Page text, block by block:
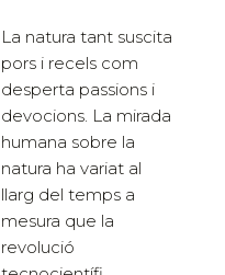
La natura tant suscita
pors i recels com
desperta passions i
devocions. La mirada
humana sobre la
natura ha variat al
llarg del temps a
mesura que la
revolució